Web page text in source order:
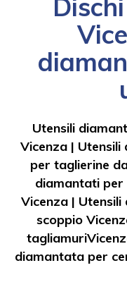
Utensili
Vicenza| Utensili
per taglierine
diamantati
Vicenza|
scoppio
diamantata per